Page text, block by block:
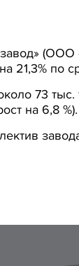
21,3%
73
на 6,8 %).